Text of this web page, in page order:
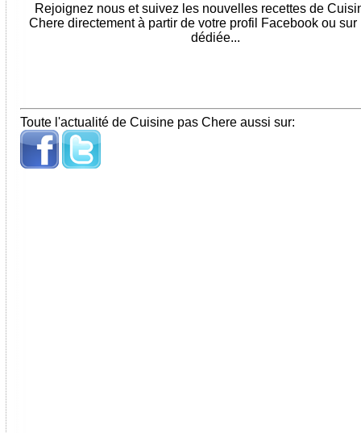
Rejoignez nous et suivez les nouvelles recettes de
Chere directement à partir de votre profil Facebook ou sur
dédiée...
Toute l'actualité de Cuisine pas Chere aussi sur: